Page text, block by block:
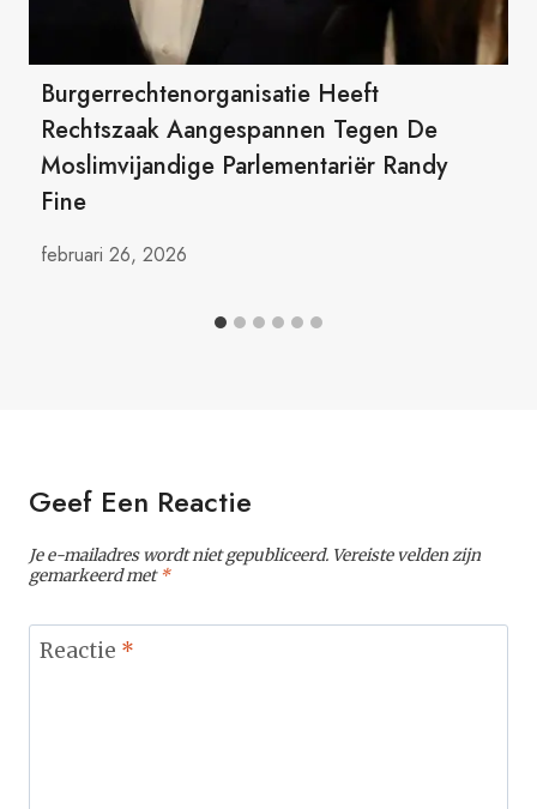
Burgerrechtenorganisatie Heeft
Rechtszaak Aangespannen Tegen De
Moslimvijandige Parlementariër Randy
Fine
februari 26, 2026
Geef Een Reactie
Je e-mailadres wordt niet gepubliceerd. Vereiste velden zijn
gemarkeerd met*
Reactie *